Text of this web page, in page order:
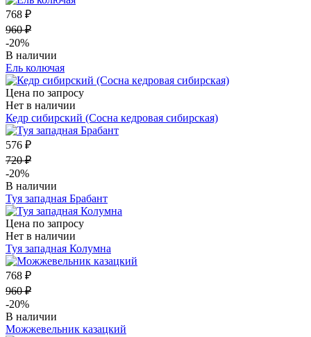
768 ₽
960 ₽
-20%
В наличии
Ель колючая
Цена по запросу
Нет в наличии
Кедр сибирский (Сосна кедровая сибирская)
576 ₽
720 ₽
-20%
В наличии
Туя западная Брабант
Цена по запросу
Нет в наличии
Туя западная Колумна
768 ₽
960 ₽
-20%
В наличии
Можжевельник казацкий